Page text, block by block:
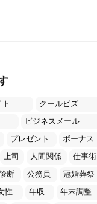
クールビズ
ビジネスメール
プレゼント
ボーナス
上司 人間関係
仕事術
断 公務員
冠婚葬祭
性 年収
年末調整